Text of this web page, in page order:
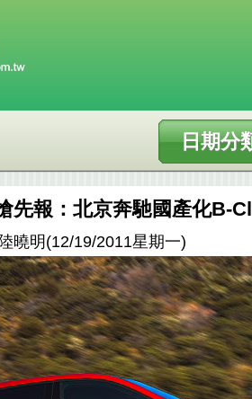
日期分
先報：北京奔馳國產化B-
曉明(12/19/2011星期一)